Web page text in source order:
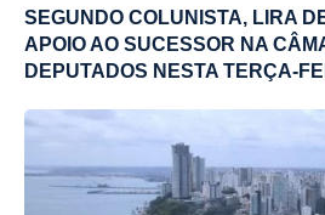
SEGUNDO COLUNISTA, LIRA
APOIO AO SUCESSOR NA
DEPUTADOS NESTA TERÇA-